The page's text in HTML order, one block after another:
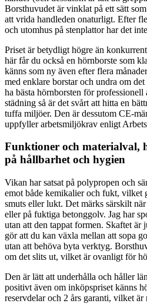
Borsthuvudet är vinklat på ett sätt
att vrida handleden onaturligt. Efter
och utomhus på stenplattor har det
Priset är betydligt högre än
här får du också en hörnborste som
känns som ny även efter flera
med enklare borstar och undra om
ha bästa hörnborsten för
städning så är det svårt att hitta en
tuffa miljöer. Den är dessutom CE-
uppfyller arbetsmiljökrav enligt
Funktioner och materialval,
på hållbarhet och hygien
Vikan har satsat på polypropen och
emot både kemikalier och fukt, vilket
smuts eller lukt. Det märks särskilt
eller på fuktiga betonggolv. Jag har
utan att den tappat formen. Skaftet
gör att du kan växla mellan att sopa
utan att behöva byta verktyg.
om det slits ut, vilket är ovanligt för
Den är lätt att underhålla och håller
positivt även om inköpspriset känns
reservdelar och 2 års garanti, vilket